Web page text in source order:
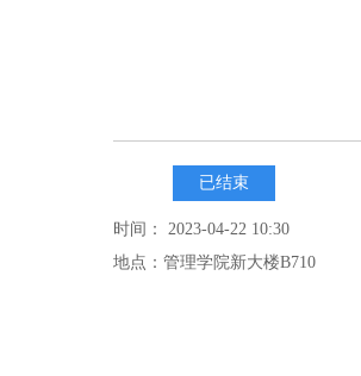
已结束
时间： 2023-04-22 10:30
地点：管理学院新大楼B710